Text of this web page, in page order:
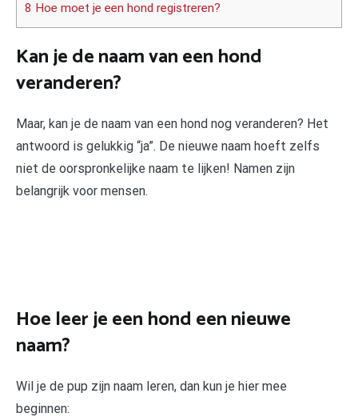
8 Hoe moet je een hond registreren?
Kan je de naam van een hond
veranderen?
Maar, kan je de naam van een hond nog veranderen? Het
antwoord is gelukkig “ja”. De nieuwe naam hoeft zelfs
niet de oorspronkelijke naam te lijken! Namen zijn
belangrijk voor mensen.
Hoe leer je een hond een nieuwe
naam?
Wil je de pup zijn naam leren, dan kun je hier mee
beginnen: